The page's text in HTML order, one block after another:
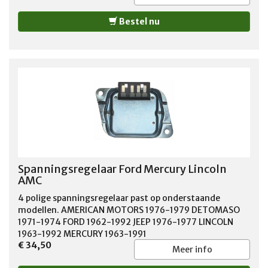
Bestel nu
Spanningsregelaar Ford Mercury Lincoln
AMC
4 polige spanningsregelaar past op onderstaande
modellen. AMERICAN MOTORS 1976-1979 DETOMASO
1971-1974 FORD 1962-1992 JEEP 1976-1977 LINCOLN
1963-1992 MERCURY 1963-1991
€ 34,50
Meer info